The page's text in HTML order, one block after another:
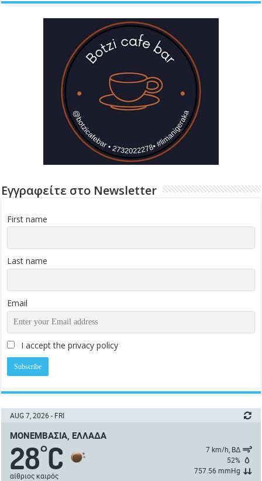
Εγγραφείτε στο Newsletter
First name
Last name
Email
I accept the privacy policy
AUG 7, 2026 - FRI
ΜΟΝΕΜΒΑΣΙΆ, ΕΛΛΆΔΑ
28°C
αίθριος καιρός
7 km/h, ΒΔ
52%
757.56 mmHg